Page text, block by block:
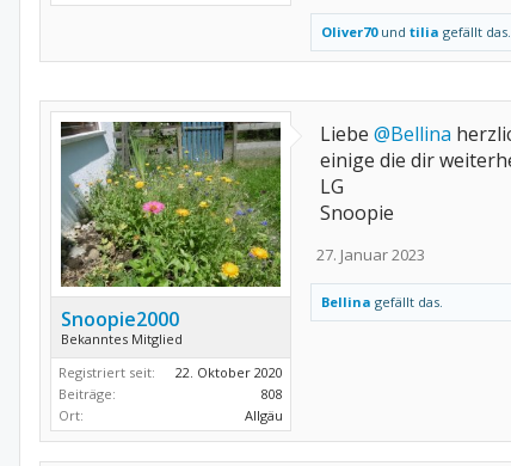
Oliver70und tilia gefällt das.
Snoopie2000
Bekanntes Mitglied
Registriert seit:
22. Oktober 2020
Beiträge:
808
Ort:
Allgäu
Liebe @Bellina
einige die dir
LG
Snoopie
27. Januar 2023
Bellina gefällt das.